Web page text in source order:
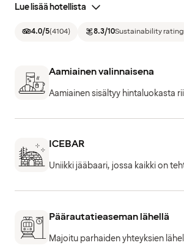
Lue lisää hotellista
4.0/5(4104) 8.3/10Sustainability rating
Aamiainen valinnaisena
Aamiainen sisältyy hintaluokasta
ICEBAR
Uniikki jääbaari, jossa kaikki on
Päärautatieaseman lähellä
Majoitu parhaiden yhteyksien